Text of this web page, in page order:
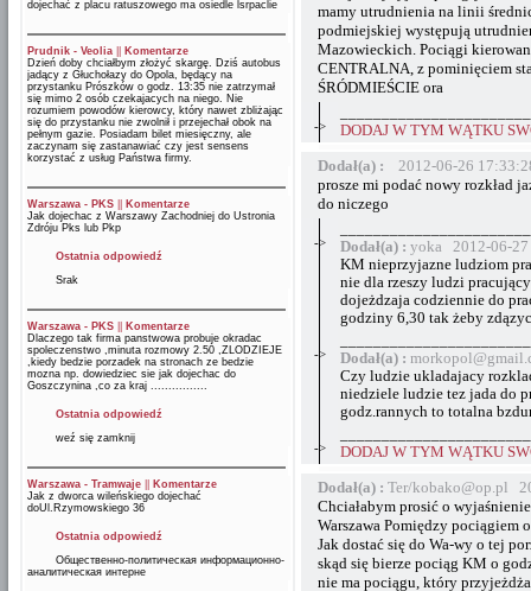
dojechać z placu ratuszowego ma osiedle lsrpaclie
Prudnik - Veolia
Komentarze
Dzień doby chciałbym złożyć skargę. Dziś autobus
jadący z Głuchołazy do Opola, będący na
przystanku Prószków o godz. 13:35 nie zatrzymał
się mimo 2 osób czekajacych na niego. Nie
rozumiem powodów kierowcy, który nawet zbliżając
się do przystanku nie zwolnił i przejechał obok na
pełnym gazie. Posiadam bilet miesięczny, ale
zaczynam się zastanawiać czy jest sensens
korzystać z usług Państwa firmy.
Warszawa - PKS
Komentarze
Jak dojechac z Warszawy Zachodniej do Ustronia
Zdróju Pks lub Pkp
Ostatnia odpowiedź
Srak
Warszawa - PKS
Komentarze
Dlaczego tak firma panstwowa probuje okradac
spoleczenstwo ,minuta rozmowy 2.50 ,ZLODZIEJE
,kiedy bedzie porzadek na stronach ze bedzie
mozna np. dowiedziec sie jak dojechac do
Goszczynina ,co za kraj ................
Ostatnia odpowiedź
weź się zamknij
Warszawa - Tramwaje
Komentarze
Jak z dworca wileńskiego dojechać
doUl.Rzymowskiego 36
Ostatnia odpowiedź
Общественно-политическая информационно-
аналитическая интерне
mamy utrudnienia na linii
podmiejskiej występują
Mazowieckich. Pociągi
CENTRALNA, z pominięciem
ŚRÓDMIEŚCIE ora
->
DODAJ W TYM WĄTKU
Dodał(a) :
2012-06-26
prosze mi podać nowy rozkład
do niczego
->
Dodał(a) : yoka 2012-06-27
KM nieprzyjazne ludziom
nie dla rzeszy ludzi
dojeżdzaja codziennie do
godziny 6,30 tak żeby
->
Dodał(a) :
Czy ludzie ukladajacy
niedziele ludzie tez jada do
godz.rannych to totalna
->
DODAJ W TYM WĄTKU
Dodał(a) : Ter/kobako@op.pl
Chciałabym prosić o
Warszawa Pomiędzy pociągiem
Jak dostać się do Wa-wy o tej
skąd się bierze pociąg KM o
nie ma pociągu, który